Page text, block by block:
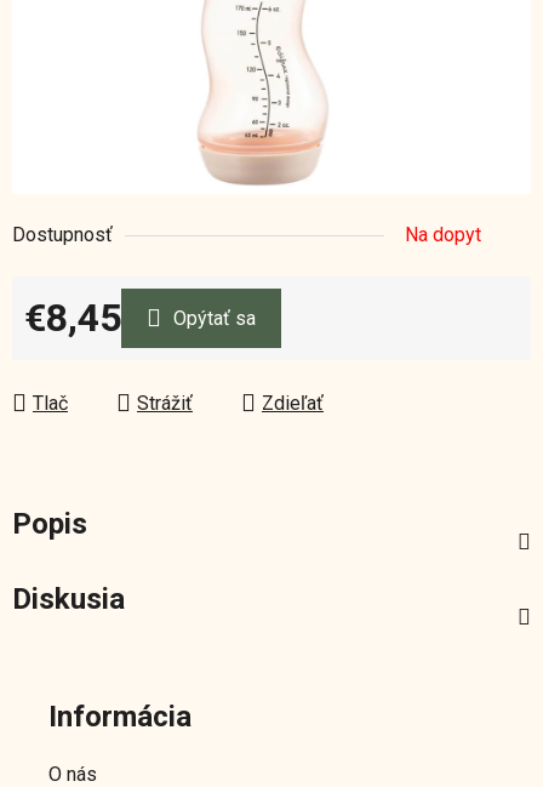
Dostupnosť Na dopyt
€8,45
Jednotková cena:
Opýtať sa
Tlač Strážiť Zdieľať
Popis
Diskusia
Informácia
O nás